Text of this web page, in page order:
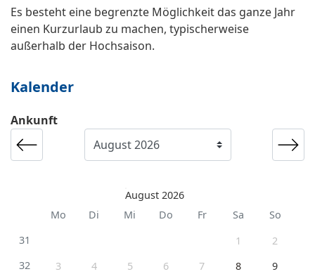
Es besteht eine begrenzte Möglichkeit das ganze Jahr
einen Kurzurlaub zu machen, typischerweise
außerhalb der Hochsaison.
Kalender
Ankunft
August 2026
Mo
Di Mi Do Fr Sa
So
31
1
2
32
3 4 5 6 7 8
9